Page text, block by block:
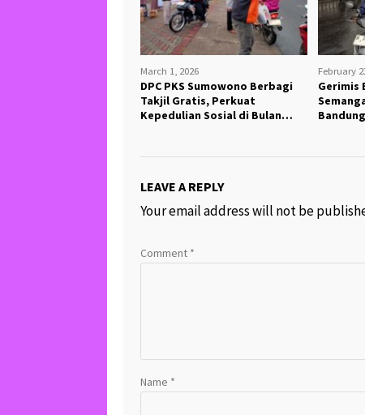
March 1, 2026
DPC PKS Sumowono Berbagi
Takjil Gratis, Perkuat
Kepedulian Sosial di Bulan
February
Gerimis
LEAVE A REPLY
Your email address will not be
Comment *
Name *